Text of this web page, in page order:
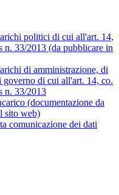
politici di cui all'art. 14,
n. 33/2013 (da pubblicare in
di amministrazione, di
governo di cui all'art. 14, co.
n. 33/2013
(documentazione da
sito web)
comunicazione dei dati